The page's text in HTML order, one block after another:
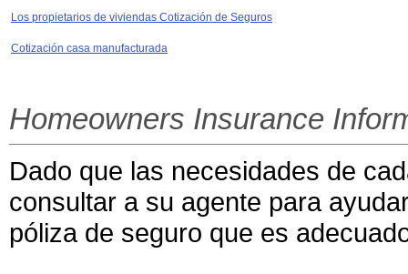
Los propietarios de viviendas Cotización de Seguros
Cotización casa manufacturada
Homeowners Insurance
Dado que las necesidades de
consultar a su agente para
póliza de seguro que es